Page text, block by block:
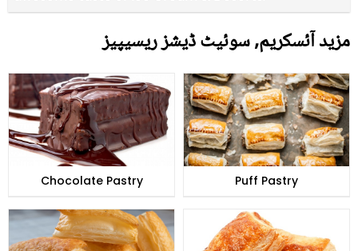
مزید آئسکریم, سوئیٹ ڈیشز ریسیپیز
Chocolate Pastry Puff Pastry